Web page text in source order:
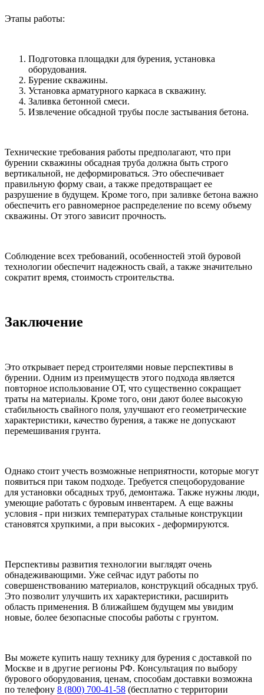
Этапы работы:
Подготовка площадки для бурения, установка
оборудования.
Бурение скважины.
Установка арматурного каркаса в скважину.
Заливка бетонной смеси.
Извлечение обсадной трубы после застывания бетона.
Технические требования работы предполагают, что при
бурении скважины обсадная труба должна быть строго
вертикальной, не деформироваться. Это обеспечивает
правильную форму сваи, а также предотвращает ее
разрушение в будущем. Кроме того, при заливке бетона важно
обеспечить его равномерное распределение по всему объему
скважины. От этого зависит прочность.
Соблюдение всех требований, особенностей этой буровой
технологии обеспечит надежность свай, а также значительно
сократит время, стоимость строительства.
Заключение
Это открывает перед строителями новые перспективы в
бурении. Одним из преимуществ этого подхода является
повторное использование ОТ, что существенно сокращает
траты на материалы. Кроме того, они дают более высокую
стабильность свайного поля, улучшают его геометрические
характеристики, качество бурения, а также не допускают
перемешивания грунта.
Однако стоит учесть возможные неприятности, которые могут
появиться при таком подходе. Требуется спецоборудование
для установки обсадных труб, демонтажа. Также нужны люди,
умеющие работать с буровым инвентарем. А еще важны
условия - при низких температурах стальные конструкции
становятся хрупкими, а при высоких - деформируются.
Перспективы развития технологии выглядят очень
обнадеживающими. Уже сейчас идут работы по
совершенствованию материалов, конструкций обсадных труб.
Это позволит улучшить их характеристики, расширить
область применения. В ближайшем будущем мы увидим
новые, более безопасные способы работы с грунтом.
Вы можете купить нашу технику для бурения с доставкой по
Москве и в другие регионы РФ. Консультация по выбору
бурового оборудования, ценам, способам доставки возможна
по телефону 8 (800) 700-41-58 (бесплатно с территории